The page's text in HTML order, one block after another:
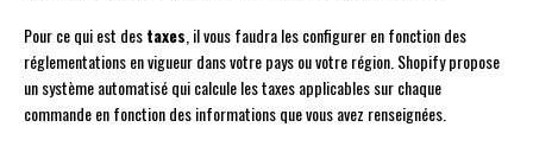
Pour ce qui est destaxes , il vous faudra les configurer en fonction des
réglementations en vigueur dans votre pays ou votre région. Shopify propose
un système automatisé qui calcule les taxes applicables sur chaque
commande en fonction des informations que vous avez renseignées.